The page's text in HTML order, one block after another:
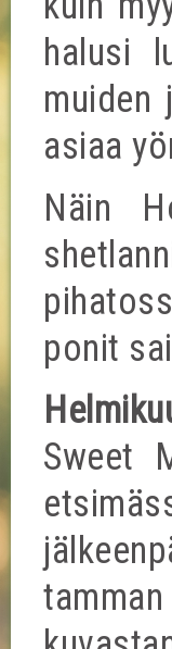
halusi
muiden
asiaa
Näin
ponit
Sweet